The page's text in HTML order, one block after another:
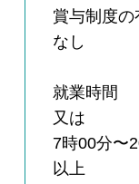
賞与制度の
なし
就業時間
又は
7時00分〜
以上